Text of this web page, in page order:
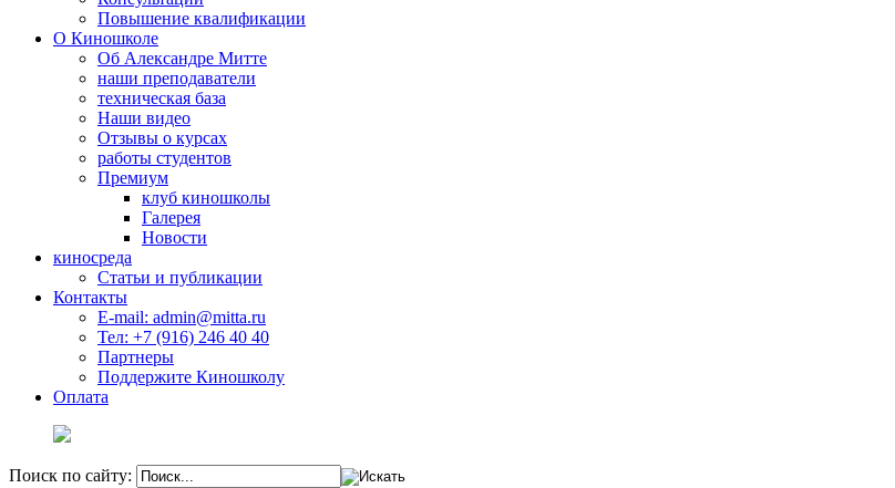
Повышение квалификации
О Киношколе
Об Александре Митте
наши преподаватели
техническая база
Наши видео
Отзывы о курсах
работы студентов
Премиум
клуб киношколы
Галерея
Новости
киносреда
Статьи и публикации
Контакты
E-mail: admin@mitta.ru
Тел: +7 (916) 246 40 40
Партнеры
Поддержите Киношколу
Оплата
Поиск по сайту: